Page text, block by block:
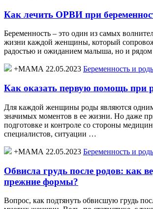
Как лечить ОРВИ при
Беременность – это один из самых
жизни каждой женщины, который
радостью и ожиданием малыша, но и
+МАМА 22.05.2023 Беременность и
Как оказать первую помощь при
Для каждой женщины роды являются
значимых моментов в ее жизни. Но даже
подготовке и контроле со стороны
специалистов, ситуации …
+МАМА 22.05.2023 Беременность и
Обвисла грудь после родов: как
прежние формы?
Вопрос, как подтянуть обвисшую грудь